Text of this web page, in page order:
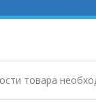
товара